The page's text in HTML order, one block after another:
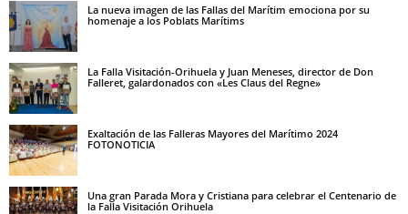
La nueva imagen de las Fallas del Marítim emociona por su
homenaje a los Poblats Marítims
La Falla Visitación-Orihuela y Juan Meneses, director de Don
Falleret, galardonados con «Les Claus del Regne»
Exaltación de las Falleras Mayores del Marítimo 2024
FOTONOTICIA
Una gran Parada Mora y Cristiana para celebrar el Centenario de
la Falla Visitación Orihuela